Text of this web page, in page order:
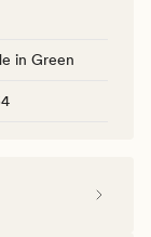
in Green